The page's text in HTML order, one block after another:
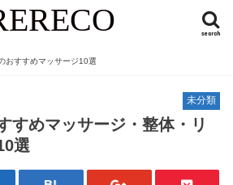
search
おすすめマッサージ10選
未分類
すめマッサージ・整体・リ
選